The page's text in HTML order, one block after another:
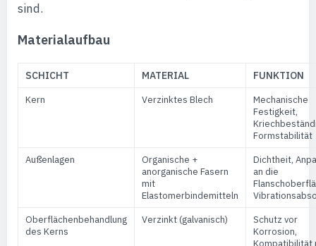
sind.
Materialaufbau
SCHICHT MATERIAL FUNKTION
Kern Verzinktes Blech
Mechanische
Festigkeit,
Formstabilität
Außenlagen
Organische +
anorganische Fasern
mit
Elastomerbindemitteln
Dichtheit,
an die
Oberflächenbehandlung
des Kerns
Verzinkt (galvanisch)
Schutz vor
Korrosion,
Kompatibilität